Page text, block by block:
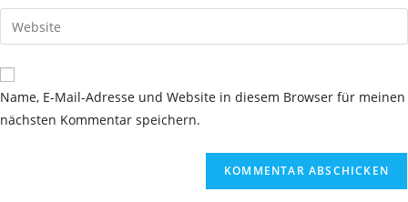
zum
Kommentieren
ein
E-
Mail-
zum
Kommentieren
ein
Gib
deine
Website-
URL
Name, E-Mail-Adresse und Website in diesem Browser für meinen
nächsten Kommentar speichern.